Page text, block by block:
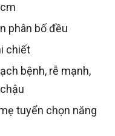
phân bố đều
chiết
bệnh, rễ mạnh,
tuyển chọn năng